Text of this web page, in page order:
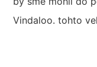
Vindaloo. tohto